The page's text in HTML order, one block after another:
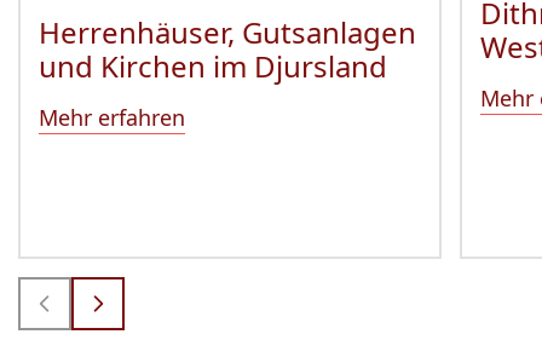
Herrenhäuser, Gutsanlagen
und Kirchen im Djursland
Mehr erfahren
Mehr